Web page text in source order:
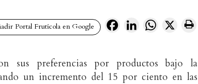
Portal Frutícola en Google FacebookLinkedInWhatsApp
X
sus preferencias por productos bajo la
un incremento del 15 por ciento en las